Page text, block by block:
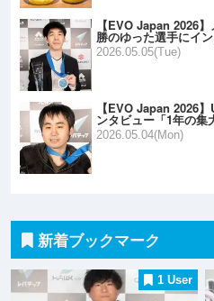
【EVO Japan 2026
勝のゆった選手にイ
2026.05.05(Tue)
【EVO Japan 2026
ンタビュー「1年の
2026.05.04(Mon)
新着ブックマーク
1 User